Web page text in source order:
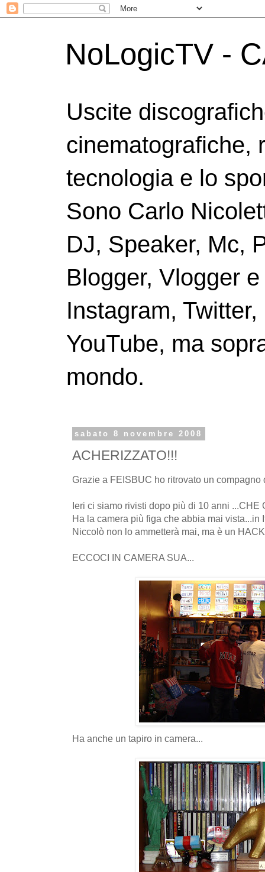
NoLogicTV -
Uscite
cinematografiche,
tecnologia e lo
Sono Carlo
DJ, Speaker, Mc,
Blogger, Vlogger
Instagram,
YouTube, ma
mondo.
sabato 8 novembre 2008
ACHERIZZATO!!!
Grazie a FEISBUC ho ritrovato un compagno
Ieri ci siamo rivisti dopo più di 10 anni ...CHE
Ha la camera più figa che abbia mai vista...in
Niccolò non lo ammetterà mai, ma è un
ECCOCI IN CAMERA SUA...
Ha anche un tapiro in camera...